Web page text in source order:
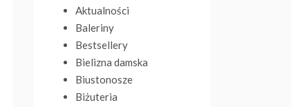
Aktualności
Baleriny
Bestsellery
Bielizna damska
Biustonosze
Biżuteria